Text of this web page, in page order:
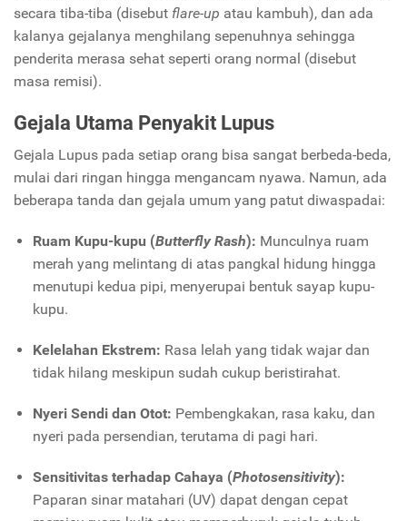
secara tiba-tiba (disebut flare-up atau kambuh), dan ada
kalanya gejalanya menghilang sepenuhnya sehingga
penderita merasa sehat seperti orang normal (disebut
masa remisi).
Gejala Utama Penyakit Lupus
Gejala Lupus pada setiap orang bisa sangat berbeda-beda,
mulai dari ringan hingga mengancam nyawa. Namun, ada
beberapa tanda dan gejala umum yang patut diwaspadai:
Ruam Kupu-kupu (Butterfly Rash): Munculnya ruam
merah yang melintang di atas pangkal hidung hingga
menutupi kedua pipi, menyerupai bentuk sayap kupu-
kupu.
Kelelahan Ekstrem: Rasa lelah yang tidak wajar dan
tidak hilang meskipun sudah cukup beristirahat.
Nyeri Sendi dan Otot: Pembengkakan, rasa kaku, dan
nyeri pada persendian, terutama di pagi hari.
Sensitivitas terhadap Cahaya (Photosensitivity):
Paparan sinar matahari (UV) dapat dengan cepat